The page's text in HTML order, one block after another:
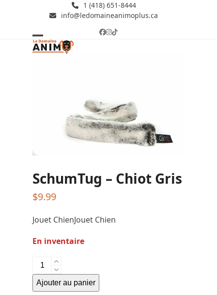
1 (418) 651-8444
info@ledomaineanimoplus.ca
Facebook
Instagram
Tiktok
Open
Close
SchumTug – Chiot Gris
$9.99
Jouet ChienJouet Chien
En inventaire
quantité
de
SchumTug
Ajouter au panier